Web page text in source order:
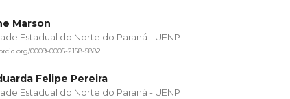
Marson
Estadual do Norte do Paraná - UENP
0009-0005-2158-5882
Felipe Pereira
Estadual do Norte do Paraná - UENP